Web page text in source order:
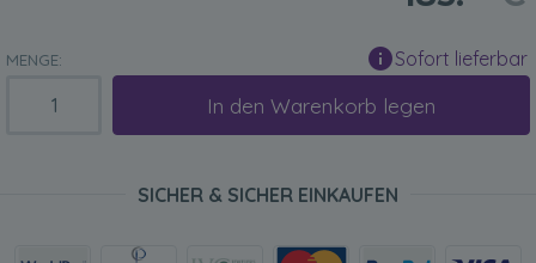
MENGE: Sofort lieferbar
In den Warenkorb legen
SICHER & SICHER EINKAUFEN